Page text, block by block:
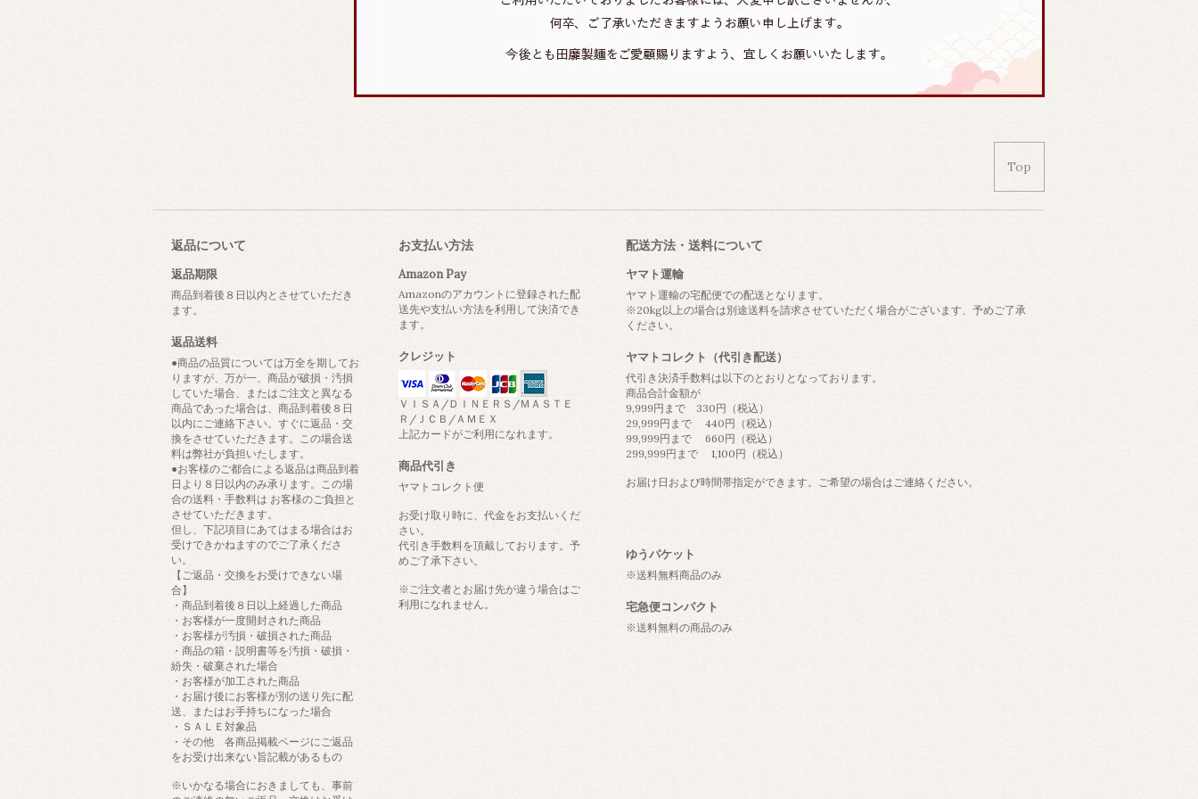
Top
返品について
返品期限
商品到着後８日以内とさせていただき
ます。
返品送料
●商品の品質については万全を期してお
りますが、万が一、商品が破損・汚損
していた場合、またはご注文と異なる
商品であった場合は、商品到着後８日
以内にご連絡下さい。すぐに返品・交
換をさせていただきます。この場合送
料は弊社が負担いたします。
●お客様のご都合による返品は商品到着
日より８日以内のみ承ります。この場
合の送料・手数料は お客様のご負担と
させていただきます。
但し、下記項目にあてはまる場合はお
受けできかねますのでご了承くださ
い。
【ご返品・交換をお受けできない場
合】
・商品到着後８日以上経過した商品
・お客様が一度開封された商品
・お客様が汚損・破損された商品
・商品の箱・説明書等を汚損・破損・
紛失・破棄された場合
・お客様が加工された商品
・お届け後にお客様が別の送り先に配
送、またはお手持ちになった場合
・ＳＡＬＥ対象品
・その他 各商品掲載ページにご返品
をお受け出来ない旨記載があるもの
※いかなる場合におきましても、事前
お支払い方法
Amazon Pay
Amazonのアカウントに登録された配
送先や支払い方法を利用して決済でき
ます。
クレジット
ＶＩＳＡ/ＤＩＮＥＲＳ/ＭＡＳＴＥ
Ｒ/ＪＣＢ/ＡＭＥＸ
上記カードがご利用になれます。
商品代引き
ヤマトコレクト便
お受け取り時に、代金をお支払いくだ
さい。
代引き手数料を頂戴しております。予
めご了承下さい。
※ご注文者とお届け先が違う場合はご
利用になれません。
配送方法・送料について
ヤマト運輸
ヤマト運輸の宅配便での配送となります。
※20kg以上の場合は別途送料を請求させていただく場合がございます、予めご了承
ください。
ヤマトコレクト（代引き配送）
代引き決済手数料は以下のとおりとなっております。
商品合計金額が
9,999円まで 330円（税込）
29,999円まで 440円（税込）
99,999円まで 660円（税込）
299,999円まで 1,100円（税込）
お届け日および時間帯指定ができます。ご希望の場合はご連絡ください。
ゆうパケット
※送料無料商品のみ
宅急便コンパクト
※送料無料の商品のみ